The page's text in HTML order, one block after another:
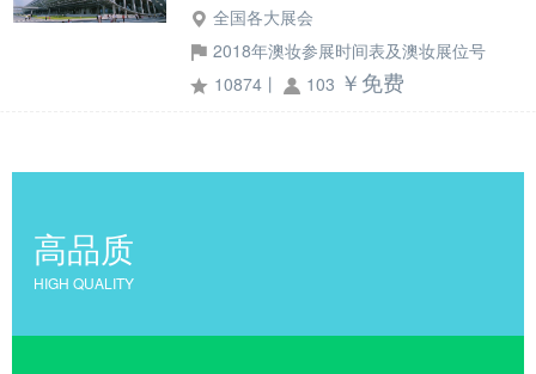
全国各大展会
2018年澳妆参展时间表及澳妆展位号
10874丨 103 ￥免费
高品质
HIGH QUALITY